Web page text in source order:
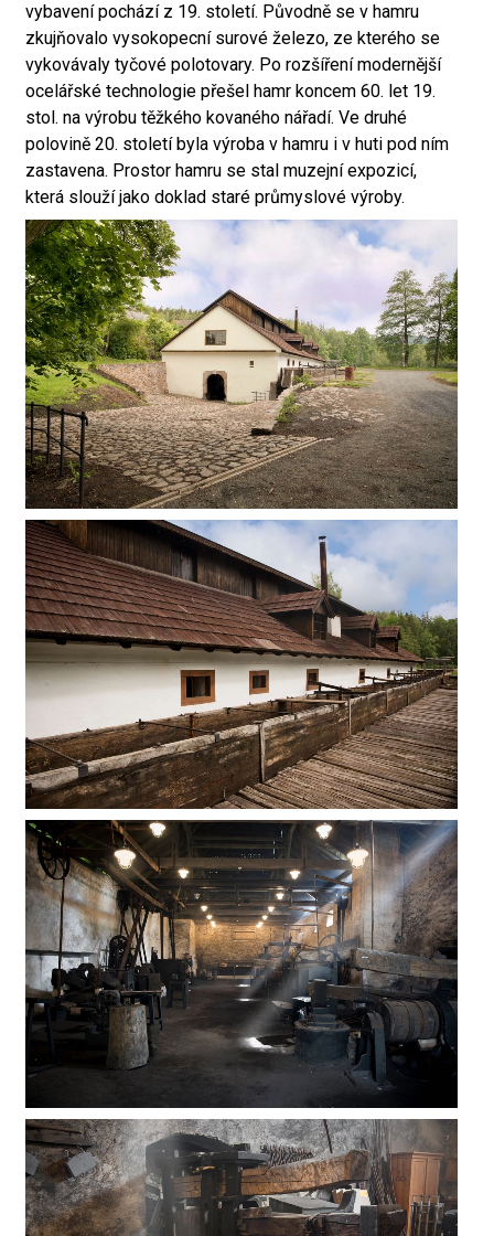
vybavení pochází z 19. století. Původně se v hamru
zkujňovalo vysokopecní surové železo, ze kterého se
vykovávaly tyčové polotovary. Po rozšíření modernější
ocelářské technologie přešel hamr koncem 60. let 19.
stol. na výrobu těžkého kovaného nářadí. Ve druhé
polovině 20. století byla výroba v hamru i v huti pod ním
zastavena. Prostor hamru se stal muzejní expozicí,
která slouží jako doklad staré průmyslové výroby.